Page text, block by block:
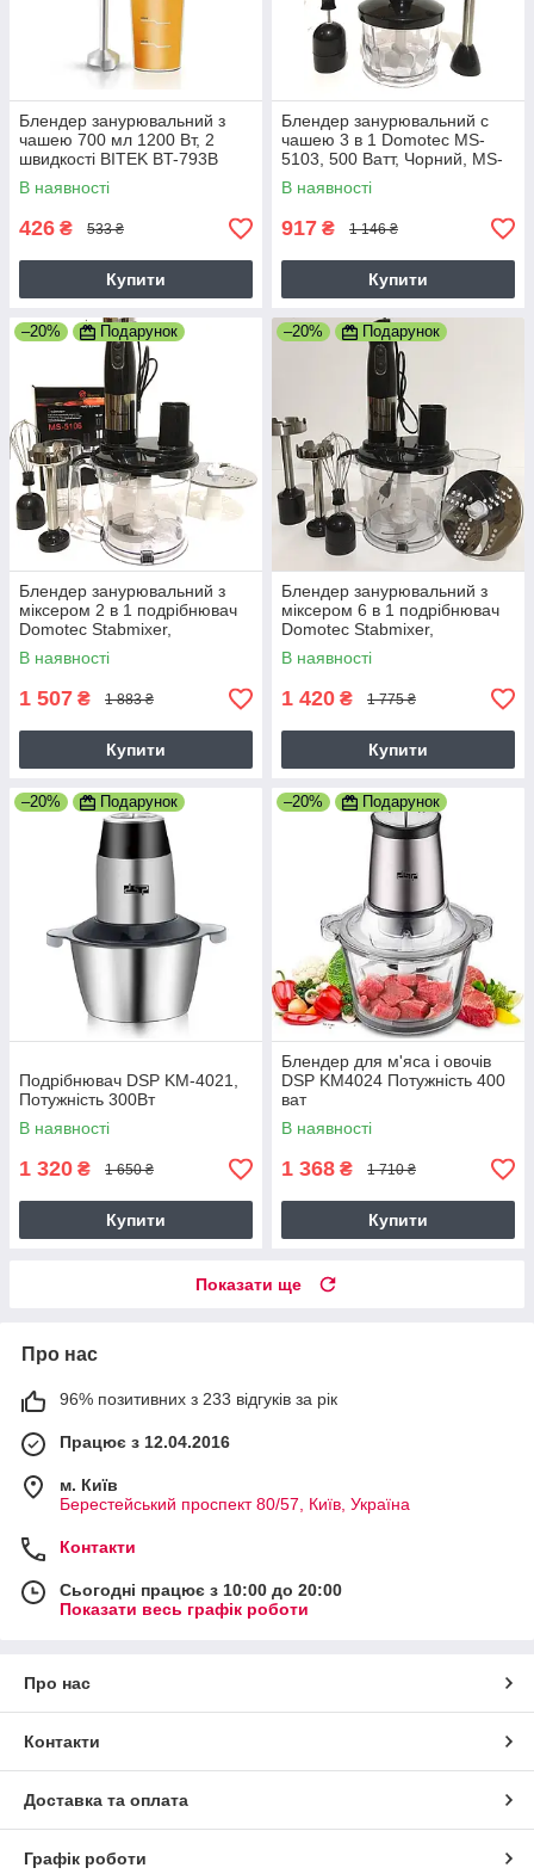
Блендер занурювальний з
чашею 700 мл 1200 Вт, 2
швидкості BITEK BT-793B
В наявності
426 ₴ 533 ₴
Купити
Блендер занурювальний c
чашею 3 в 1 Domotec MS-
5103, 500 Ватт, Чорний, MS-
5103
В наявності
917 ₴ 1 146 ₴
Купити
–20% Подарунок
Блендер занурювальний з
міксером 2 в 1 подрібнювач
Domotec Stabmixer,
Потужність 800W 5106
В наявності
1 507 ₴ 1 883 ₴
Купити
–20% Подарунок
Блендер занурювальний з
міксером 6 в 1 подрібнювач
Domotec Stabmixer,
Потужність 800W, 4 насадки
MS-5107
В наявності
1 420 ₴ 1 775 ₴
Купити
–20% Подарунок
Подрібнювач DSP KM-4021,
Потужність 300Вт
В наявності
1 320 ₴ 1 650 ₴
Купити
–20% Подарунок
Блендер для м'яса і овочів
DSP KM4024 Потужність 400
ват
В наявності
1 368 ₴ 1 710 ₴
Купити
Показати ще
Про нас
96% позитивних з 233 відгуків за рік
Працює з 12.04.2016
м. Київ
Берестейський проспект 80/57, Київ, Україна
Контакти
Сьогодні працює з 10:00 до 20:00
Показати весь графік роботи
Про нас
Контакти
Доставка та оплата
Графік роботи